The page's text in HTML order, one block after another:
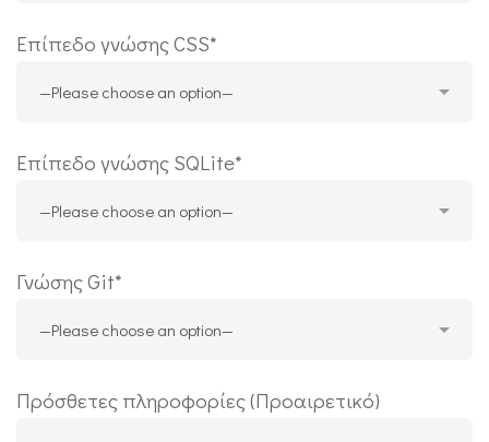
Επίπεδο γνώσης CSS*
Επίπεδο γνώσης SQLite*
Γνώσης Git*
Πρόσθετες πληροφορίες (Προαιρετικό)